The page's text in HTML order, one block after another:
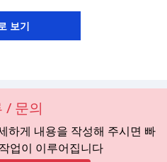
/ 문의
하게 내용을 작성해 주시면 빠
업이 이루어집니다